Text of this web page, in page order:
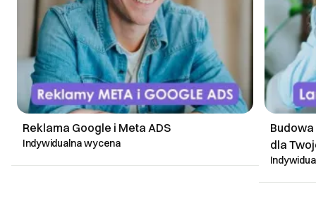
Reklama Google i Meta ADS
Indywidualna wycena
dla